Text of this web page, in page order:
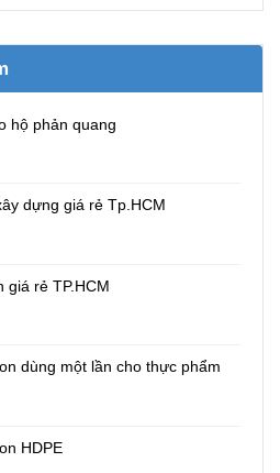
hộ phản quang
dựng giá rẻ Tp.HCM
giá rẻ TP.HCM
dùng một lần cho thực phẩm
HDPE